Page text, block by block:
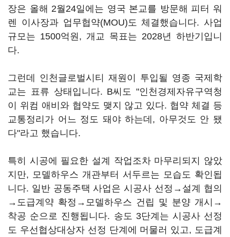
장은 올해 2월24일에는 영국 본교를 방문해 피터 워
렌 이사장과 업무협약(MOU)도 체결했습니다. 사업
규모는 1500억원, 개교 목표는 2028년 하반기입니
다.
그런데 인천글로벌시티 재원이 투입될 영종 국제학
교는 표류 상태입니다. B씨도 "인천경제자유구역청
이 위컴 애비와 협약도 맺지 않고 있다. 협약 체결 등
교통정리가 어느 정도 돼야 하는데, 아무것도 안 됐
다"라고 했습니다.
특히 시공에 필요한 설계 작업조차 마무리되지 않았
지만, 모델하우스 개관부터 서두르는 모습도 확인됩
니다. 일반 공동주택 사업은 시공사 선정→설계 협의
→도급계약 확정→모델하우스 건립 및 분양 개시→
착공 순으로 진행됩니다. 송도 3단계는 시공사 선정
도 우선협상대상자 선정 단계에 머물러 있고, 도급계